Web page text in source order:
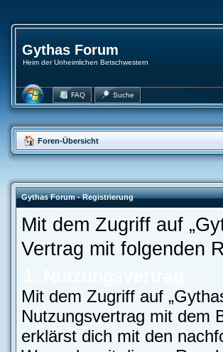
Gythas Forum
Heim der Unheimlichen Betschwestern
FAQ Suche
Foren-Übersicht
Gythas Forum - Registrierung
Mit dem Zugriff auf
Vertrag mit folgenden
Mit dem Zugriff auf
Nutzungsvertrag mit dem
erklärst dich mit den